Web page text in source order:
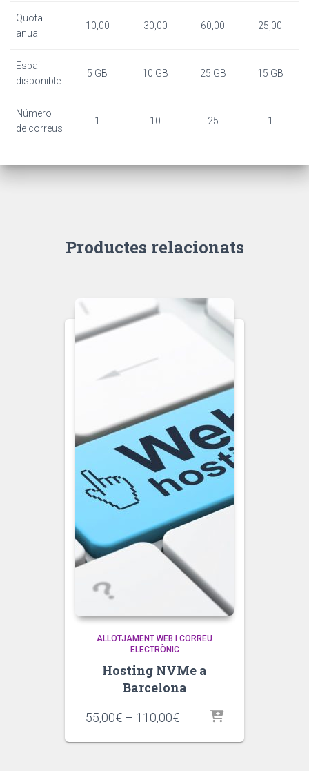
Quota
anual
10,00 30,00 60,00 25,00
Espai
disponible
5 GB 10 GB 25 GB 15 GB
Número
de correus
1 10 25 1
Productes relacionats
ALLOTJAMENT WEB I CORREU
ELECTRÒNIC
Hosting NVMe a
Barcelona
55,00€ – 110,00€Interval
preus: